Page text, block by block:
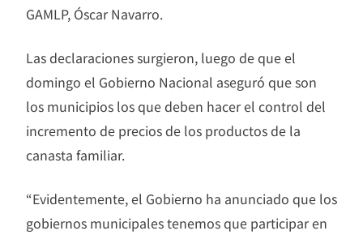
GAMLP, Óscar Navarro.
Las declaraciones surgieron, luego de que el
domingo el Gobierno Nacional aseguró que son
los municipios los que deben hacer el control del
incremento de precios de los productos de la
canasta familiar.
“Evidentemente, el Gobierno ha anunciado que los
gobiernos municipales tenemos que participar en